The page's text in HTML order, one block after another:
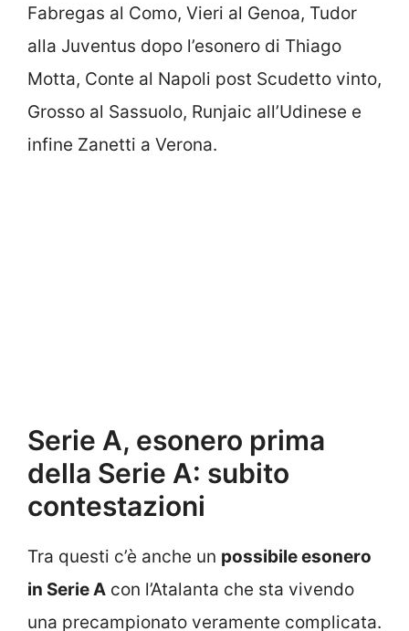
Fabregas al Como, Vieri al Genoa, Tudor
alla Juventus dopo l’esonero di Thiago
Motta, Conte al Napoli post Scudetto vinto,
Grosso al Sassuolo, Runjaic all’Udinese e
infine Zanetti a Verona.
Serie A, esonero prima
della Serie A: subito
contestazioni
Tra questi c’è anche un possibile esonero
in Serie A con l’Atalanta che sta vivendo
una precampionato veramente complicata.